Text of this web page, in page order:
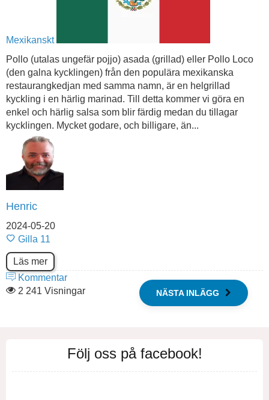
Mexikanskt
Pollo (utalas ungefär pojjo) asada (grillad) eller Pollo Loco
(den galna kycklingen) från den populära mexikanska
restaurangkedjan med samma namn, är en helgrillad
kyckling i en härlig marinad. Till detta kommer vi göra en
enkel och härlig salsa som blir färdig medan du tillagar
kycklingen. Mycket godare, och billigare, än...
Henric
2024-05-20
Gilla 11
Läs mer
Kommentar
2 241 Visningar
NÄSTA INLÄGG
Följ oss på facebook!